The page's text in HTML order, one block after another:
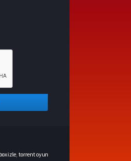
izle torrent oyun